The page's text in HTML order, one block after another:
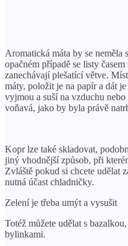
Aromatická máta by se neměla
opačném případě se listy
zanechávají plešatící větve.
máty, položit je na papír a dát
vyjmou a suší na vzduchu
voňavá, jako by byla právě
Kopr lze také skladovat,
jiný vhodnější způsob, při
Zvláště pokud si chcete udělat
nutná účast chladničky.
Zelení je třeba umýt a vysušit
Totéž můžete udělat s
bylinkami.